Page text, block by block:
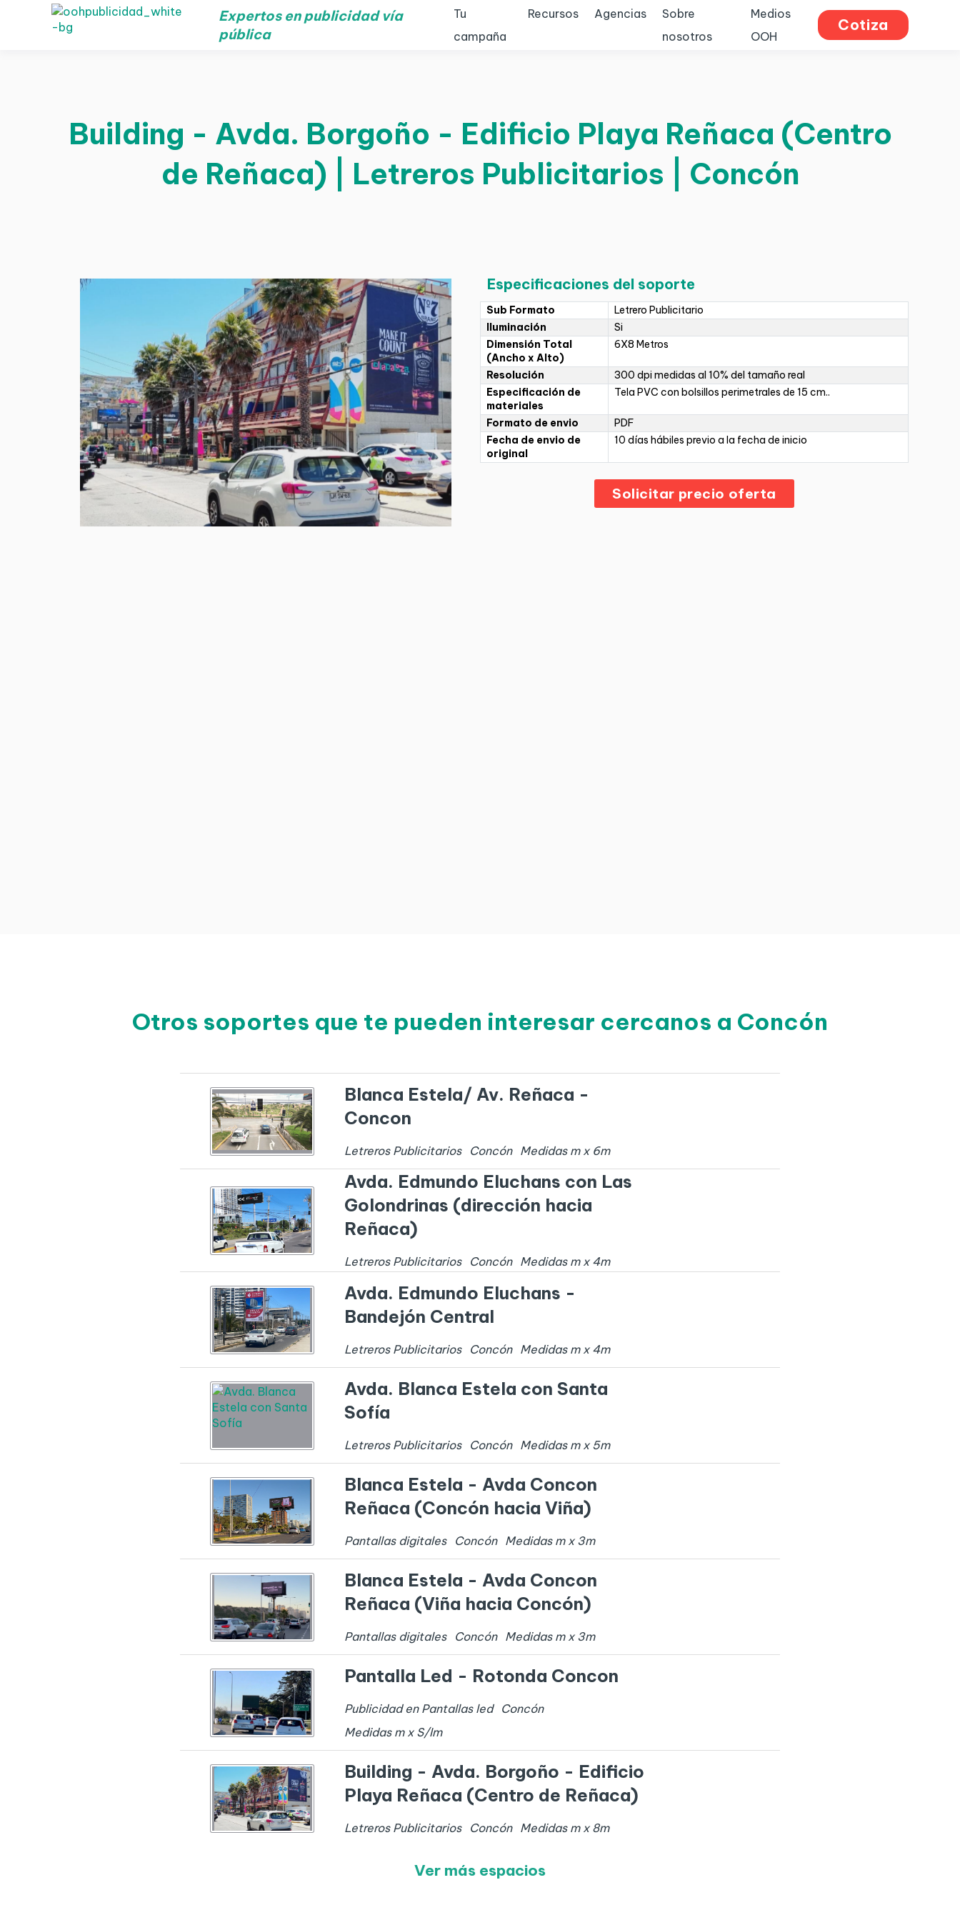
Expertos en publicidad vía
pública
Tu
campaña
Recursos Agencias
Sobre
nosotros
Medios
OOH
Cotiza
Building - Avda. Borgoño - Edificio Playa Reñaca (Centro
de Reñaca) | Letreros Publicitarios | Concón
Especificaciones del soporte
Sub Formato
Letrero Publicitario
Iluminación
Si
Dimensión Total
(Ancho x Alto)
6X8 Metros
Resolución
300 dpi medidas al 10% del tamaño real
Especificación de
materiales
Tela PVC con bolsillos perimetrales de 15 cm..
Formato de envio
PDF
Fecha de envio de
original
10 días hábiles previo a la fecha de inicio
Solicitar precio oferta
Otros soportes que te pueden interesar cercanos a Concón
Blanca Estela/ Av. Reñaca -
Concon
Letreros Publicitarios Concón Medidas m x 6m
Avda. Edmundo Eluchans con Las
Golondrinas (dirección hacia
Reñaca)
Letreros Publicitarios Concón Medidas m x 4m
Avda. Edmundo Eluchans -
Bandejón Central
Letreros Publicitarios Concón Medidas m x 4m
Avda. Blanca Estela con Santa
Sofía
Letreros Publicitarios Concón Medidas m x 5m
Blanca Estela - Avda Concon
Reñaca (Concón hacia Viña)
Pantallas digitales Concón Medidas m x 3m
Blanca Estela - Avda Concon
Reñaca (Viña hacia Concón)
Pantallas digitales Concón Medidas m x 3m
Pantalla Led - Rotonda Concon
Publicidad en Pantallas led
Concón
Medidas m x S/Im
Building - Avda. Borgoño - Edificio
Playa Reñaca (Centro de Reñaca)
Letreros Publicitarios Concón Medidas m x 8m
Ver más espacios